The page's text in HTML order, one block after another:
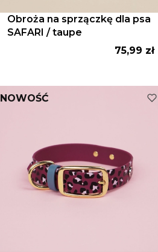
Obroża na sprzączkę dla psa
SAFARI / taupe
Cena
75,99 zł
NOWOŚĆ